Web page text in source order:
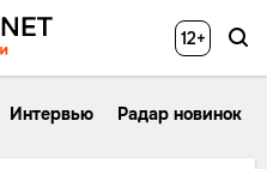
12+
Интервью Радар новинок